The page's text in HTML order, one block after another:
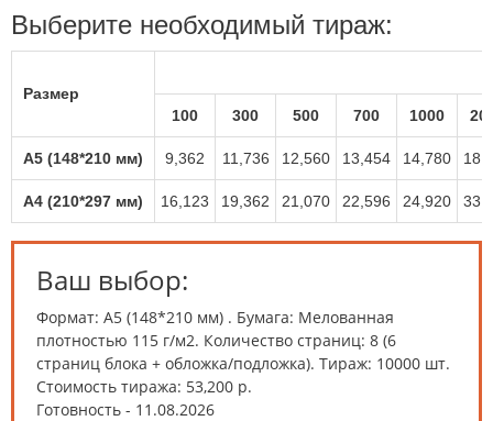
Выберите необходимый тираж:
Размер
100
300 500 700 1000
A5 (148*210 мм) 9,362 11,736 12,560 13,454 14,780
A4 (210*297 мм) 16,123 19,362 21,070 22,596 24,920
Ваш выбор:
Формат: A5 (148*210 мм) . Бумага: Мелованная
плотностью 115 г/м2. Количество страниц: 8 (6
страниц блока + обложка/подложка). Тираж: 10000 шт.
Стоимость тиража: 53,200 р.
Готовность - 11.08.2026